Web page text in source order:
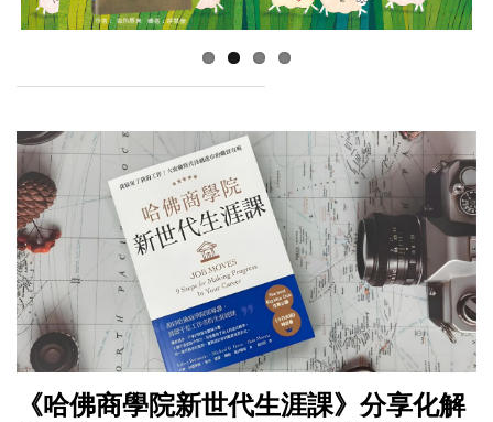
《哈佛商學院新世代生涯課》分享化解